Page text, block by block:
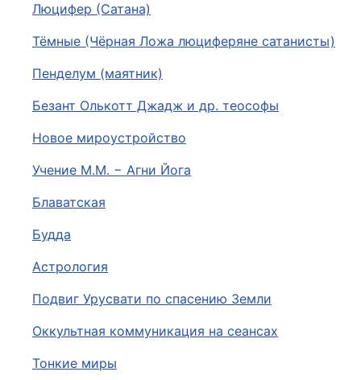
Люцифер (Сатана)
Тёмные (Чёрная Ложа люциферяне сатанисты)
Пенделум (маятник)
Безант Олькотт Джадж и др. теософы
Новое мироустройство
Учение М.М. − Агни Йога
Блаватская
Будда
Астрология
Подвиг Урусвати по спасению Земли
Оккультная коммуникация на сеансах
Тонкие миры